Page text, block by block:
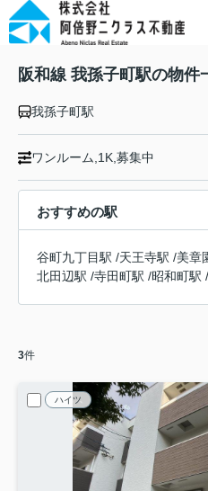
阪和線 我孫子町駅の物件
我孫子町駅
ワンルーム,1K,募集中
おすすめの駅
谷町九丁目駅 /天王寺駅 /美章
北田辺駅 /寺田町駅 /昭和町駅 /
3件
ハイツ